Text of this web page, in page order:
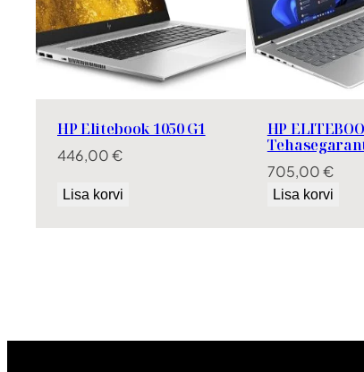
HP Elitebook 1050 G1
446,00€
Lisa korvi
HP
705,00€
Lisa korvi